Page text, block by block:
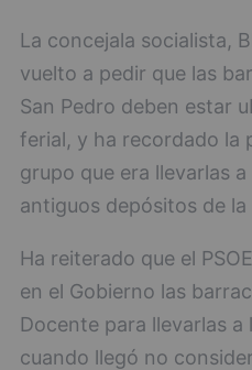
La concejala socialista,
vuelto a pedir que las
San Pedro deben estar
ferial, y ha recordado la
grupo que era llevarlas
antiguos depósitos de la
Ha reiterado que el
en el Gobierno las
Docente para llevarlas a
cuando llegó no